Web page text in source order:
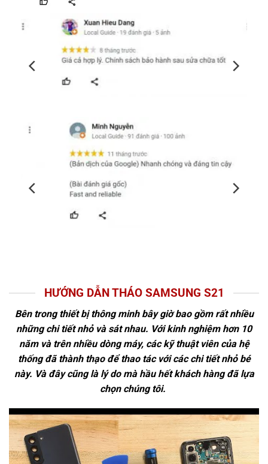
HƯỚNG DẪN THÁO SAMSUNG S21
Bên trong thiết bị thông minh bây giờ bao gồm rất nhiều
những chi tiết nhỏ và sát nhau. Với kinh nghiệm hơn 10
năm và trên nhiều dòng máy, các kỹ thuật viên của hệ
thống đã thành thạo để thao tác với các chi tiết nhỏ bé
này. Và đây cũng là lý do mà hầu hết khách hàng đã lựa
chọn chúng tôi.